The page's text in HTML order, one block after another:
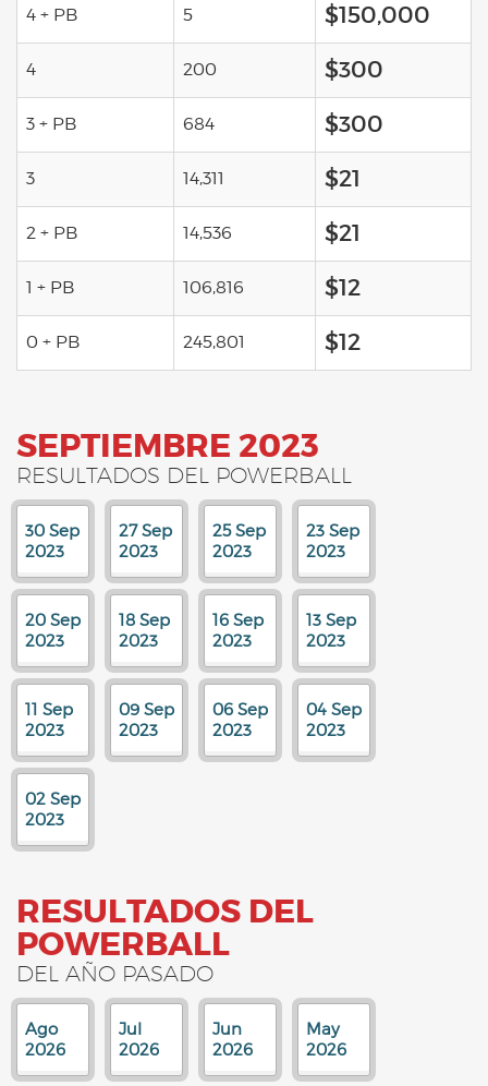
4 + PB 5 $150,000
4 200 $300
3 + PB 684 $300
3 14,311 $21
2 + PB 14,536 $21
1 + PB 106,816 $12
0 + PB 245,801 $12
SEPTIEMBRE 2023
RESULTADOS DEL POWERBALL
30 Sep
2023
27 Sep
2023
25 Sep
2023
23 Sep
2023
20 Sep
2023
18 Sep
2023
16 Sep
2023
13 Sep
2023
11 Sep
2023
09 Sep
2023
06 Sep
2023
04 Sep
2023
02 Sep
2023
RESULTADOS DEL
POWERBALL
DEL AÑO PASADO
Ago
2026
Jul
2026
Jun
2026
May
2026